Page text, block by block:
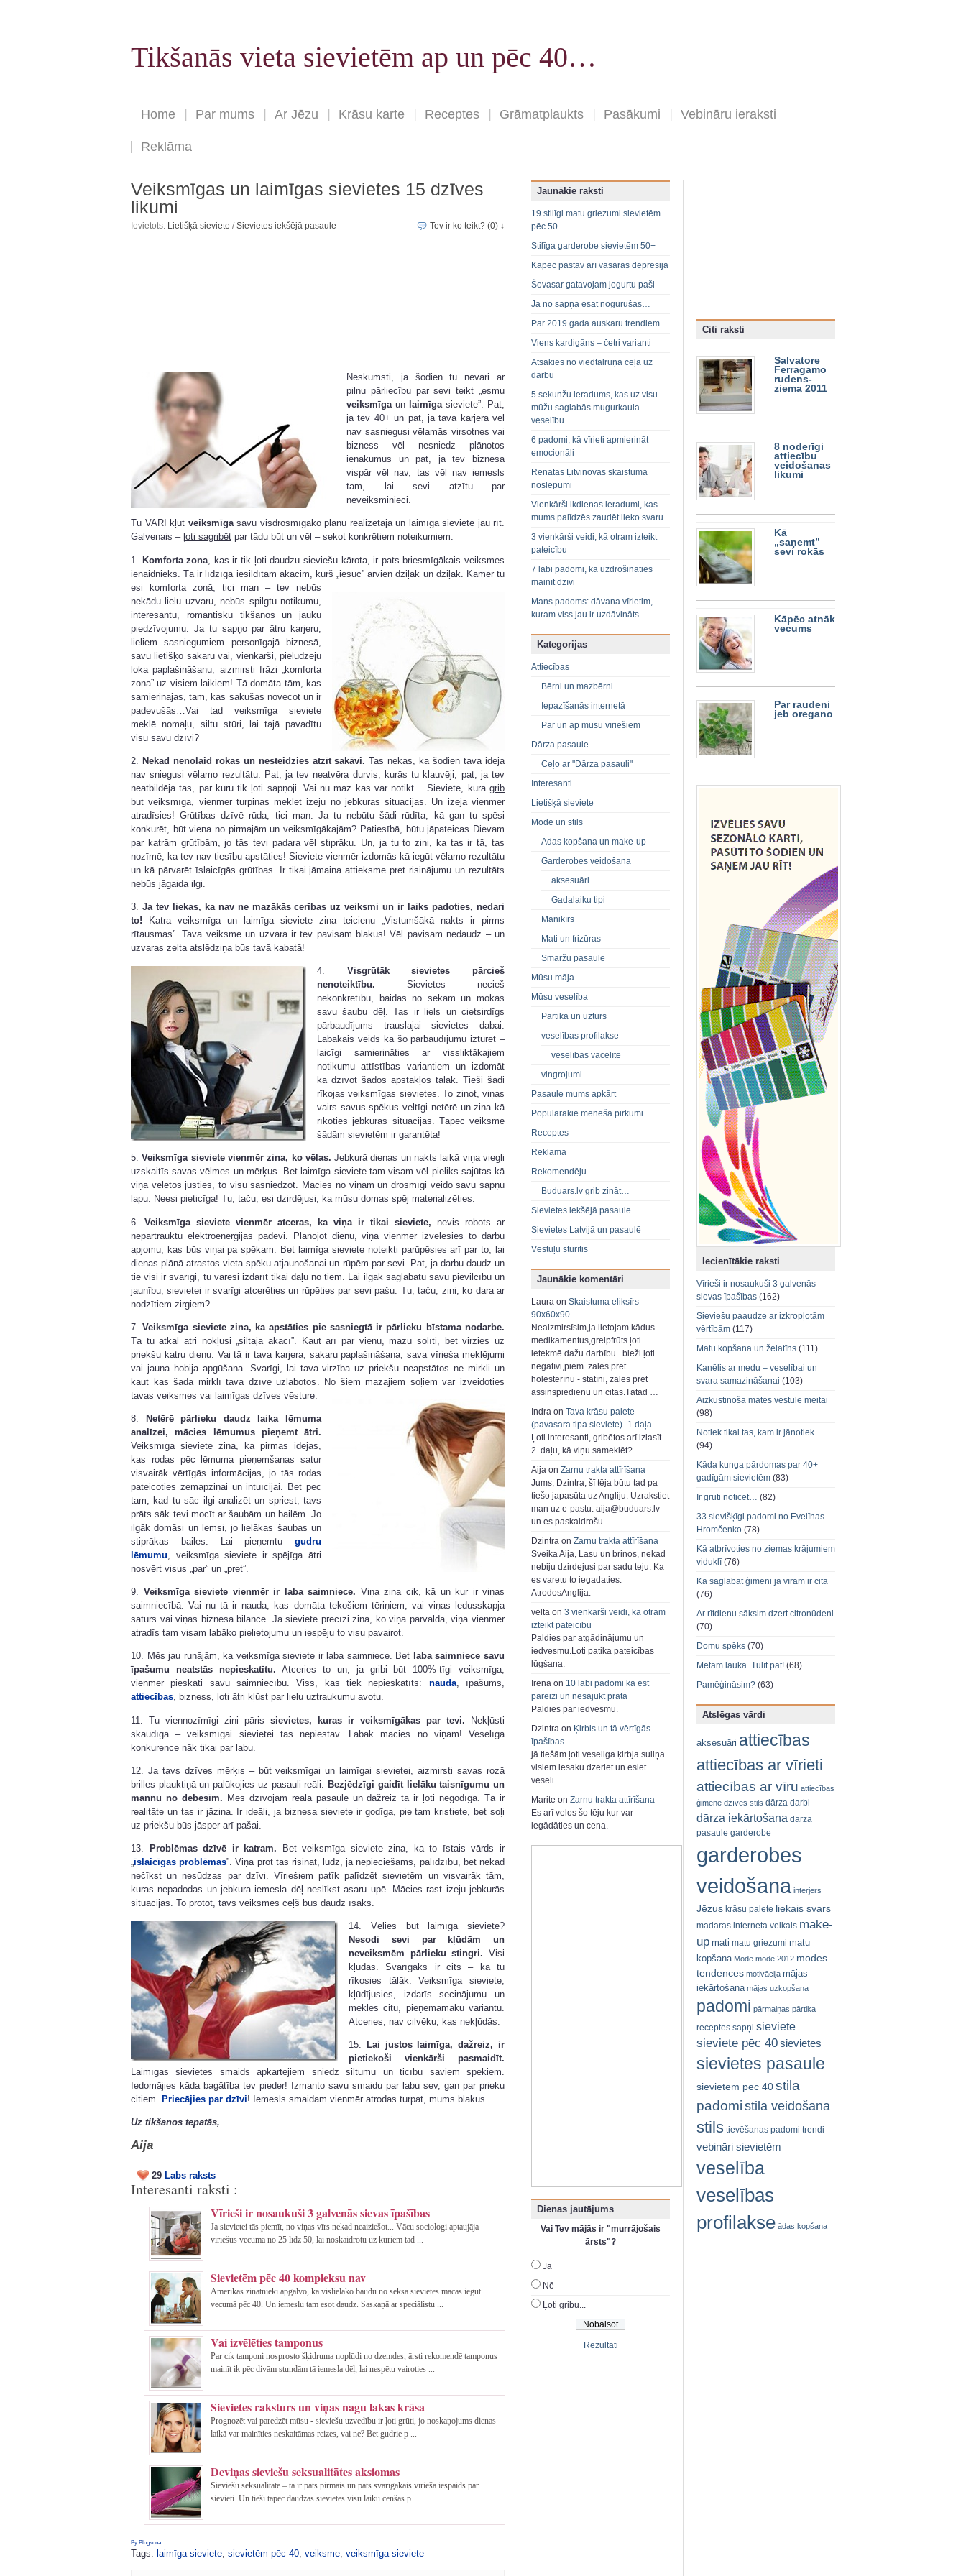
Tikšanās vieta sievietēm ap un pēc 40…
Home Par mums Ar Jēzu Krāsu karte Receptes Grāmatplaukts Pasākumi Vebināru ieraksti
Reklāma
Veiksmīgas un laimīgas sievietes 15 dzīves
likumi
Ievietots: Lietišķā sieviete /Sievietes iekšējā pasaule Tev ir ko teikt? (0) ↓
Neskumsti, ja šodien tu nevari ar
pilnu pārliecību par sevi teikt „esmu
veiksmīgaun laimīga sieviete”. Pat,
ja tev 40+ un pat, ja tava karjera vēl
nav sasniegusi vēlamās virsotnes vai
bizness vēl nesniedz plānotos
ienākumus un pat, ja tev biznesa
vispār vēl nav, tas vēl nav iemesls
tam, lai sevi atzītu par
neveiksminieci.
Tu VARI kļūt veiksmīgasavu visdrosmīgāko plānu realizētāja un laimīga sieviete jau rīt.
Galvenais – ļoti sagribēt par tādu būt un vēl – sekot konkrētiem noteikumiem.
1. Komforta zona , kas ir tik ļoti daudzu sieviešu kārota, ir pats briesmīgākais veiksmes
ienaidnieks. Tā ir līdzīga iesildītam akacim, kurš „iesūc” arvien dziļāk un dziļāk. Kamēr tu
esi komforta zonā, tici man – tev nebūs
nekādu lielu uzvaru, nebūs spilgtu notikumu,
interesantu, romantisku tikšanos un jauku
piedzīvojumu. Ja tu sapņo par ātru karjeru,
lieliem sasniegumiem personīgajā biznesā,
savu lietišķo sakaru vai, vienkārši, pielūdzēju
loka paplašināšanu, aizmirsti frāzi „komforta
zona” uz visiem laikiem! Tā domāta tām, kas
samierinājās, tām, kas sākušas novecot un ir
padevušās…Vai tad veiksmīga sieviete
meklē nomaļu, siltu stūri, lai tajā pavadītu
visu savu dzīvi?
2. Nekad nenolaid rokas un nesteidzies atzīt sakāvi.Tas nekas, ka šodien tava ideja
nav sniegusi vēlamo rezultātu. Pat, ja tev neatvēra durvis, kurās tu klauvēji, pat, ja tev
neatbildēja tas, par kuru tik ļoti sapņoji. Vai nu maz kas var notikt… Sieviete, kura grib
būt veiksmīga, vienmēr turpinās meklēt izeju no jebkuras situācijas. Un izeja vienmēr
atradīsies! Grūtības dzīvē rūda, tici man. Ja tu nebūtu šādi rūdīta, kā gan tu spēsi
konkurēt, būt viena no pirmajām un veiksmīgākajām? Patiesībā, būtu jāpateicas Dievam
par katrām grūtībām, jo tās tevi padara vēl stiprāku. Un, ja tu to zini, ka tas ir tā, tas
nozīmē, ka tev nav tiesību apstāties! Sieviete vienmēr izdomās kā iegūt vēlamo rezultātu
un kā pārvarēt īslaicīgās grūtības. Ir tikai jāmaina attieksme pret risinājumu un rezultāts
nebūs jāgaida ilgi.
3. Ja tev liekas, ka nav ne mazākās cerības uz veiksmi un ir laiks padoties, nedari
to! Katra veiksmīga un laimīga sieviete zina teicienu „Vistumšākā nakts ir pirms
rītausmas”. Tava veiksme un uzvara ir tev pavisam blakus! Vēl pavisam nedaudz – un
uzvaras zelta atslēdziņa būs tavā kabatā!
4. Visgrūtāk sievietes pārcieš
nenoteiktību. Sievietes necieš
nekonkrētību, baidās no sekām un mokās
savu šaubu dēļ. Tas ir liels un cietsirdīgs
pārbaudījums trauslajai sievietes dabai.
Labākais veids kā šo pārbaudījumu izturēt –
laicīgi samierināties ar vissliktākajiem
notikumu attīstības variantiem un izdomāt
kā dzīvot šādos apstākļos tālāk. Tieši šādi
rīkojas veiksmīgas sievietes. To zinot, viņas
vairs savus spēkus veltīgi netērē un zina kā
rīkoties jebkurās situācijās. Tāpēc veiksme
šādām sievietēm ir garantēta!
5. Veiksmīga sieviete vienmēr zina, ko vēlas. Jebkurā dienas un nakts laikā viņa viegli
uzskaitīs savas vēlmes un mērķus. Bet laimīga sieviete tam visam vēl pieliks sajūtas kā
viņa vēlētos justies, to visu sasniedzot. Mācies no viņām un drosmīgi veido savu sapņu
lapu. Neesi pieticīga! Tu, taču, esi dzirdējusi, ka mūsu domas spēj materializēties.
6. Veiksmīga sieviete vienmēr atceras, ka viņa ir tikai sieviete, nevis robots ar
nepārtrauktu elektroenerģijas padevi. Plānojot dienu, viņa vienmēr izvēlēsies to darbu
apjomu, kas būs viņai pa spēkam. Bet laimīga sieviete noteikti parūpēsies arī par to, lai
dienas plānā atrastos vieta spēku atjaunošanai un rūpēm par sevi. Pat, ja darbu daudz un
tie visi ir svarīgi, tu varēsi izdarīt tikai daļu no tiem. Lai ilgāk saglabātu savu pievilcību un
jaunību, sievietei ir svarīgi atcerēties un rūpēties par sevi pašu. Tu, taču, zini, ko dara ar
nodzītiem zirgiem?…
7. Veiksmīga sieviete zina, ka apstāties pie sasniegtā ir pārlieku bīstama nodarbe.
Tā tu atkal ātri nokļūsi „siltajā akacī”. Kaut arī par vienu, mazu solīti, bet virzies uz
priekšu katru dienu. Vai tā ir tava karjera, sakaru paplašināšana, sava vīrieša meklējumi
vai jauna hobija apgūšana. Svarīgi, lai tava virzība uz priekšu neapstātos ne mirkli un
kaut kas šādā mirklī tavā dzīvē uzlabotos. No šiem mazajiem soļiem var izveidoties
tavas veiksmes vai laimīgas dzīves vēsture.
8.
Netērē pārlieku daudz laika lēmuma
analīzei, mācies lēmumus pieņemt ātri.
Veiksmīga sieviete zina, ka pirmās idejas,
kas rodas pēc lēmuma pieņemšanas satur
visvairāk vērtīgās informācijas, jo tās rodas
pateicoties zemapziņai un intuīcijai. Bet pēc
tam, kad tu sāc ilgi analizēt un spriest, tavs
prāts sāk tevi mocīt ar šaubām un bailēm. Jo
ilgāk domāsi un lemsi, jo lielākas šaubas un
stiprākas bailes. Lai pieņemtu gudru
lēmumu , veiksmīga sieviete ir spējīga ātri
nosvērt visus „par” un „pret”.
9. Veiksmīga sieviete vienmēr ir laba saimniece. Viņa zina cik, kā un kur ir viņas
saimniecībā. Vai nu tā ir nauda, kas domāta tekošiem tēriņiem, vai viņas ledusskapja
saturs vai viņas biznesa bilance. Ja sieviete precīzi zina, ko viņa pārvalda, viņa vienmēr
atradīs tam visam labāko pielietojumu un iespēju to visu pavairot.
10. Mēs jau runājām, ka veiksmīga sieviete ir laba saimniece. Bet laba saimniece savu
īpašumu neatstās nepieskatītu.Atceries to un, ja gribi būt 100%-tīgi veiksmīga,
vienmēr pieskati savu saimniecību. Viss, kas tiek nepieskatīts: nauda, īpašums,
attiecības, bizness, ļoti ātri kļūst par lielu uztraukumu avotu.
11. Tu viennozīmīgi zini pāris sievietes, kuras ir veiksmīgākas par tevi. Nekļūsti
skaudīga – veiksmīgai sievietei tas nepiestāv. Labāk mācies no viņām! Veselīga
konkurence nāk tikai par labu.
12. Ja tavs dzīves mērķis – būt veiksmīgai un laimīgai sievietei, aizmirsti savas rozā
brilles plauktiņā un palūkojies uz pasauli reāli.Bezjēdzīgi gaidīt lielāku taisnīgumu un
mannu no debesīm. Mēs dzīvojam reālā pasaulē un dažreiz tā ir ļoti negodīga. Tā ir
realitāte un tas ir jāzina. Ir ideāli, ja biznesa sieviete ir godīga, pie tam kristiete, bet soļi
uz priekšu būs jāsper arī pašai.
13. Problēmas dzīvē ir katram. Bet veiksmīga sieviete zina, ka to īstais vārds ir
„īslaicīgas problēmas”. Viņa prot tās risināt, lūdz, ja nepieciešams, palīdzību, bet nekad
nečīkst un nesūdzas par dzīvi. Vīriešiem patīk palīdzēt sievietēm un visvairāk tām,
kuras nepadodas un jebkura iemesla dēļ neslīkst asaru upē. Mācies rast izeju jebkurās
situācijās. To protot, tavs veiksmes ceļš būs daudz īsāks.
14. Vēlies būt laimīga sieviete?
Nesodi sevi par kļūdām un
neveiksmēm pārlieku stingri. Visi
kļūdās. Svarīgāks ir cits – kā tu
rīkosies tālāk. Veiksmīga sieviete,
kļūdījusies, izdarīs secinājumu un
meklēs citu, pieņemamāku variantu.
Atceries, nav cilvēku, kas nekļūdās.
15. Lai justos laimīga, dažreiz, ir
pietiekoši vienkārši pasmaidīt.
Laimīgas sievietes smaids apkārtējiem sniedz siltumu un ticību saviem spēkiem.
Iedomājies kāda bagātība tev pieder! Izmanto savu smaidu par labu sev, gan par prieku
citiem. Priecājies par dzīvi! Iemesls smaidam vienmēr atrodas turpat, mums blakus.
Uz tikšanos tepatās,
Aija
29 Labs raksts
Interesanti raksti :
Vīrieši ir nosaukuši 3 galvenās sievas īpašības
Ja sievietei tās piemīt, no viņas vīrs nekad neaiziešot... Vācu sociologi aptaujāja
vīriešus vecumā no 25 līdz 50, lai noskaidrotu uz kuriem tad ...
Sievietēm pēc 40 kompleksu nav
Amerikas zinātnieki apgalvo, ka vislielāko baudu no seksa sievietes mācās iegūt
vecumā pēc 40. Un iemeslu tam esot daudz. Saskaņā ar speciālistu ...
Vai izvēlēties tamponus
Par cik tamponi nosprosto šķidruma noplūdi no dzemdes, ārsti rekomendē tamponus
mainīt ik pēc divām stundām tā iemesla dēļ, lai nespētu vairoties ...
Sievietes raksturs un viņas nagu lakas krāsa
Prognozēt vai paredzēt mūsu - sieviešu uzvedību ir ļoti grūti, jo noskaņojums dienas
laikā var mainīties neskaitāmas reizes, vai ne? Bet gudrie p ...
Deviņas sieviešu seksualitātes aksiomas
Sieviešu seksualitāte – tā ir pats pirmais un pats svarīgākais vīrieša iespaids par
sievieti. Un tieši tāpēc daudzas sievietes visu laiku cenšas p ...
By Blogsdna
Tags: laimīga sieviete sievietēm pēc 40 veiksme veiksmīga sieviete
Jaunākie raksti
19 stilīgi matu griezumi sievietēm
pēc 50
Stilīga garderobe sievietēm 50+
Kāpēc pastāv arī vasaras depresija
Šovasar gatavojam jogurtu paši
Ja no sapņa esat nogurušas…
Par 2019.gada auskaru trendiem
Viens kardigāns – četri varianti
Atsakies no viedtālruņa ceļā uz
darbu
5 sekunžu ieradums, kas uz visu
mūžu saglabās mugurkaula
veselību
6 padomi, kā vīrieti apmierināt
emocionāli
Renatas Ļitvinovas skaistuma
noslēpumi
Vienkārši ikdienas ieradumi, kas
mums palīdzēs zaudēt lieko svaru
3 vienkārši veidi, kā otram izteikt
pateicību
7 labi padomi, kā uzdrošināties
mainīt dzīvi
Mans padoms: dāvana vīrietim,
kuram viss jau ir uzdāvināts…
Kategorijas
Attiecības
Bērni un mazbērni
Iepazīšanās internetā
Par un ap mūsu vīriešiem
Dārza pasaule
Ceļo ar "Dārza pasauli"
Interesanti…
Lietišķā sieviete
Mode un stils
Ādas kopšana un make-up
Garderobes veidošana
aksesuāri
Gadalaiku tipi
Manikīrs
Mati un frizūras
Smaržu pasaule
Mūsu māja
Mūsu veselība
Pārtika un uzturs
veselības profilakse
veselības vācelīte
vingrojumi
Pasaule mums apkārt
Populārākie mēneša pirkumi
Receptes
Reklāma
Rekomendēju
Buduars.lv grib zināt…
Sievietes iekšējā pasaule
Sievietes Latvijā un pasaulē
Vēstuļu stūrītis
Jaunākie komentāri
Laura on Skaistuma eliksīrs
90x60x90
Neaizmirsīsim,ja lietojam kādus
medikamentus,greipfrūts ļoti
ietekmē dažu darbību...bieži ļoti
negatīvi,piem. zāles pret
holesterīnu - statīni, zāles pret
assinspiedienu un citas.Tātad …
Indra on Tava krāsu palete
(pavasara tipa sieviete)- 1.daļa
Ļoti interesanti, gribētos arī izlasīt
2. daļu, kā viņu sameklēt?
Aija on Zarnu trakta attīrīšana
Jums, Dzintra, šī tēja būtu tad pa
tiešo japasūta uz Angliju. Uzrakstiet
man uz e-pastu: aija@buduars.lv
un es paskaidrošu …
Dzintra on Zarnu trakta attīrīšana
Sveika Aija, Lasu un brinos, nekad
nebiju dzirdejusi par sadu teju. Ka
es varetu to iegadaties.
AtrodosAnglija.
velta on 3 vienkārši veidi, kā otram
izteikt pateicību
Paldies par atgādinājumu un
iedvesmu.Ļoti patika pateicības
lūgšana.
Irena on 10 labi padomi kā ēst
pareizi un nesajukt prātā
Paldies par iedvesmu.
Dzintra on Ķirbis un tā vērtīgās
īpašības
jā tiešām ļoti veseliga ķirbja suliņa
visiem iesaku dzeriet un esiet
veseli
Marite on Zarnu trakta attīrīšana
Es arī velos šo tēju kur var
iegādāties un cena.
Dienas jautājums
Vai Tev mājās ir "murrājošais
ārsts"?
Jā
Nē
Ļoti gribu...
Rezultāti
Citi raksti
Salvatore
Ferragamo
rudens-
ziema 2011
8 noderīgi
attiecību
veidošanas
likumi
Kā
„saņemt”
sevi rokās
Kāpēc atnāk
vecums
Par raudeni
jeb oregano
Iecienītākie raksti
Vīrieši ir nosaukuši 3 galvenās
sievas īpašības (162)
Sieviešu paaudze ar izkropļotām
vērtībām (117)
Matu kopšana un želatīns (111)
Kanēlis ar medu – veselībai un
svara samazināšanai (103)
Aizkustinoša mātes vēstule meitai
(98)
Notiek tikai tas, kam ir jānotiek…
(94)
Kāda kunga pārdomas par 40+
gadīgām sievietēm (83)
Ir grūti noticēt… (82)
33 sievišķīgi padomi no Evelīnas
Hromčenko (78)
Kā atbrīvoties no ziemas krājumiem
viduklī(76)
Kā saglabāt ģimeni ja vīram ir cita
(76)
Ar rītdienu sāksim dzert citronūdeni
(70)
Domu spēks (70)
Metam laukā. Tūlīt pat! (68)
Pamēģināsim? (63)
Atslēgas vārdi
aksesuāri attiecības
attiecības ar vīrieti
attiecības ar vīru attiecības
ģimenē dzīves stils dārza darbi
dārza iekārtošana dārza
pasaule garderobe
garderobes
veidošana interjers
Jēzus krāsu palete liekais svars
madaras interneta veikals make-
up mati matu griezumi matu
kopšana Mode mode 2012 modes
tendences motivācija mājas
iekārtošana mājas uzkopšana
padomi pārmaiņas pārtika
receptes sapņi sieviete
sieviete pēc 40sievietes
sievietes pasaule
sievietēm pēc 40stila
padomistila veidošana
stils tievēšanas padomi trendi
vebināri sievietēm
veselība
veselības
profilakse ādas kopšana